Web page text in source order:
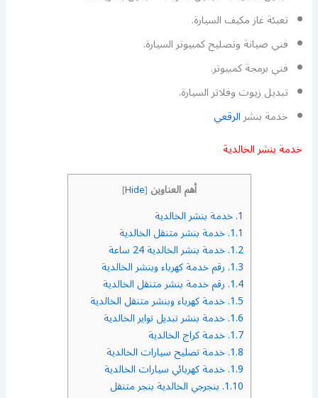
تعبئة غاز مكيف السيارة.
فني صيانة وتصليح كمبيوتر السيارة.
فني برمجة كمبيوتر.
تبديل زيوت وفلاتر السيارة.
خدمة بنشرالرقعي
خدمة بنشر الخالدية
أهم العناوين [
Hide
]
1. خدمة بنشر الخالدية
1.1. خدمة بنشر متنقل الخالدية
1.2. خدمة بنشر الخالدية 24 ساعة
1.3. رقم خدمة كهرباء وبنشر الخالدية
1.4. رقم خدمة بنشر متنقل الخالدية
1.5. خدمة كهرباء وبنشر متنقل الخالدية
1.6. خدمة بنشر تبديل تواير الخالدية
1.7. خدمة كراج الخالدية
1.8. خدمة تصليح سيارات الخالدية
1.9. خدمة كهربائي سيارات الخالدية
1.10. بنجرجي الخالدية بنجر متنقل